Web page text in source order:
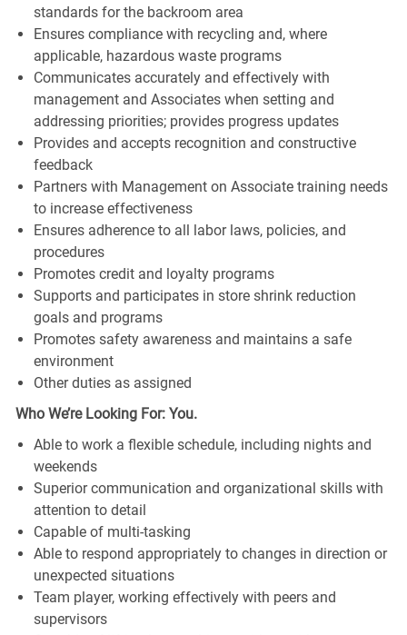
standards for the backroom area
Ensures compliance with recycling and, where
applicable, hazardous waste programs
Communicates accurately and effectively with
management and Associates when setting and
addressing priorities; provides progress updates
Provides and accepts recognition and constructive
feedback
Partners with Management on Associate training needs
to increase effectiveness
Ensures adherence to all labor laws, policies, and
procedures
Promotes credit and loyalty programs
Supports and participates in store shrink reduction
goals and programs
Promotes safety awareness and maintains a safe
environment
Other duties as assigned
Who We’re Looking For: You.
Able to work a flexible schedule, including nights and
weekends
Superior communication and organizational skills with
attention to detail
Capable of multi-tasking
Able to respond appropriately to changes in direction or
unexpected situations
Team player, working effectively with peers and
supervisors